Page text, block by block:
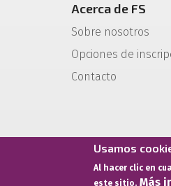
Acerca de FS
Sobre nosotros
Opciones de
Contacto
Usamos
Al hacer clic en
este sitio. Más